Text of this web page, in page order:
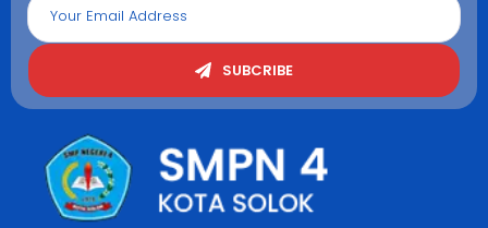
SUBCRIBE